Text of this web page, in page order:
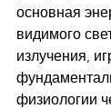
основная
видимого
излучения,
физиологии